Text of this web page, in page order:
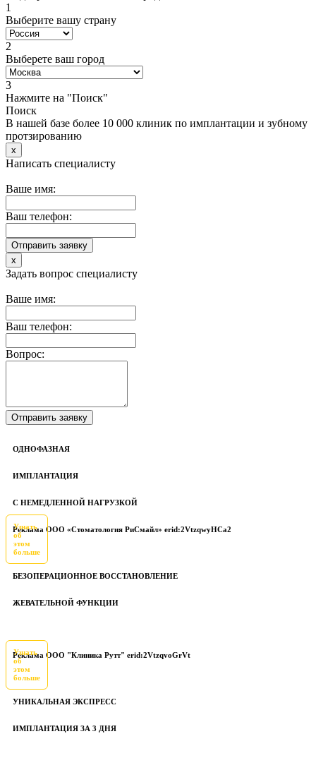
1
Выберите вашу страну
2
Выберете ваш город
3
Нажмите на "Поиск"
Поиск
В нашей базе более 10 000 клиник по имплантации и зубному
протзированию
x
Написать специалисту
Ваше имя:
Ваш телефон:
x
Задать вопрос специалисту
Ваше имя:
Ваш телефон:
Вопрос:
ОДНОФАЗНАЯ
ИМПЛАНТАЦИЯ
С НЕМЕДЛЕННОЙ НАГРУЗКОЙ
Реклама ООО «Стоматология РиСмайл» erid:2VtzqwyHCa2
Узнать
об
этом
больше
БЕЗОПЕРАЦИОННОЕ ВОССТАНОВЛЕНИЕ
ЖЕВАТЕЛЬНОЙ ФУНКЦИИ
Реклама ООО "Клиника Рутт" erid:2VtzqvoGrVt
Узнать
об
этом
больше
УНИКАЛЬНАЯ ЭКСПРЕСС
ИМПЛАНТАЦИЯ ЗА 3 ДНЯ